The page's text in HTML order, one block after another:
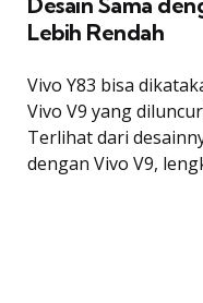
Lebih Rendah
Vivo Y83 bisa
Vivo V9 yang
Terlihat dari
dengan Vivo V9,